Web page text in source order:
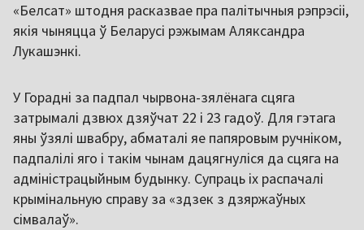
«Белсат» штодня расказвае пра палітычныя рэпрэсіі,
якія чыняцца ў Беларусі рэжымам Аляксандра
Лукашэнкі.
У Горадні за падпал чырвона-зялёнага сцяга
затрымалі дзвюх дзяўчат 22 і 23 гадоў. Для гэтага
яны ўзялі швабру, абматалі яе папяровым ручніком,
падпалілі яго і такім чынам дацягнуліся да сцяга на
адміністрацыйным будынку. Супраць іх распачалі
крымінальную справу за «здзек з дзяржаўных
сімвалаў».